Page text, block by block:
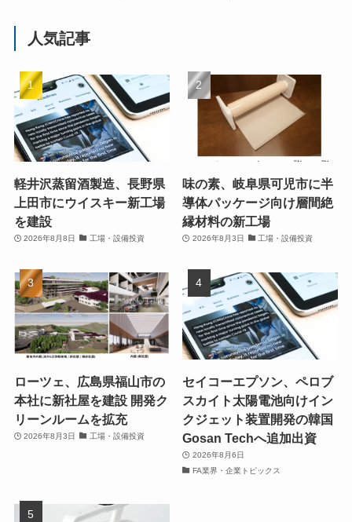
人気記事
軽井沢蒸留酒製造、長野県
上田市にウイスキー新工場
を建設
2026年8月8日 工場・設備投資
味の素、岐阜県可児市に半
導体パッケージ向け層間絶
縁材料の新工場
2026年8月3日 工場・設備投資
ローツェ、広島県福山市の
本社に新社屋を建設 開発ク
リーンルームを拡充
2026年8月3日 工場・設備投資
セイコーエプソン、ペロブ
スカイト太陽電池向けイン
クジェット装置開発の韓国
Gosan Techへ追加出資
2026年8月6日
FA業界・企業トピックス